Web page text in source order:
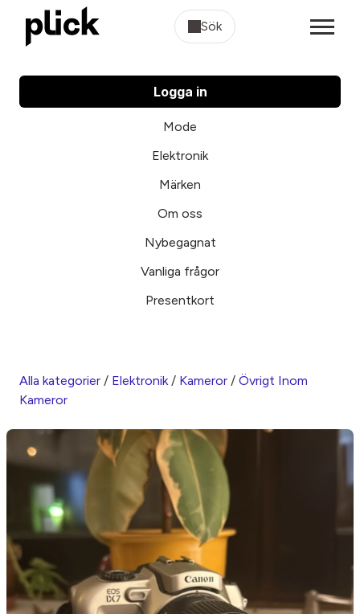
Sök
Logga in
Mode
Elektronik
Märken
Om oss
Nybegagnat
Vanliga frågor
Presentkort
Alla kategorier / Elektronik/ Kameror / Övrigt Inom
Kameror